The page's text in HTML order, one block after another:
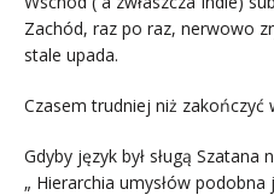
Zachód, raz po raz, nerwowo
stale upada.
Czasem trudniej niż zakończyć
Gdyby język był sługą Szatana
„ Hierarchia umysłów